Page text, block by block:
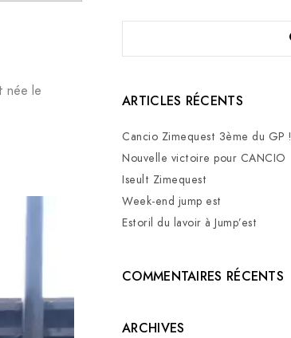
née le
ARTICLES RÉCENTS
Cancio Zimequest 3ème du GP !
Nouvelle victoire pour CANCIO
Iseult Zimequest
Week-end jump est
Estoril du lavoir à Jump’est
COMMENTAIRES RÉCENTS
ARCHIVES